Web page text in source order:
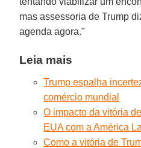
mas assessoria de Trump
agenda agora."
Leia mais
Trump espalha
comércio mundial
O impacto da vitória
EUA com a América
Como a vitória de